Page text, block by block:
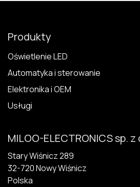
Produkty
Oświetlenie LED
Automatyka i sterowanie
Elektronika i OEM
Usługi
MILOO-ELECTRONICS sp. z
Stary Wiśnicz 289
32-720 N​owy Wiśnicz
Polska